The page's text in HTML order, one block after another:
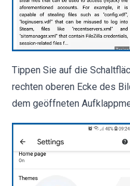
Tippen Sie auf die
rechten oberen Ecke des
dem geöffneten